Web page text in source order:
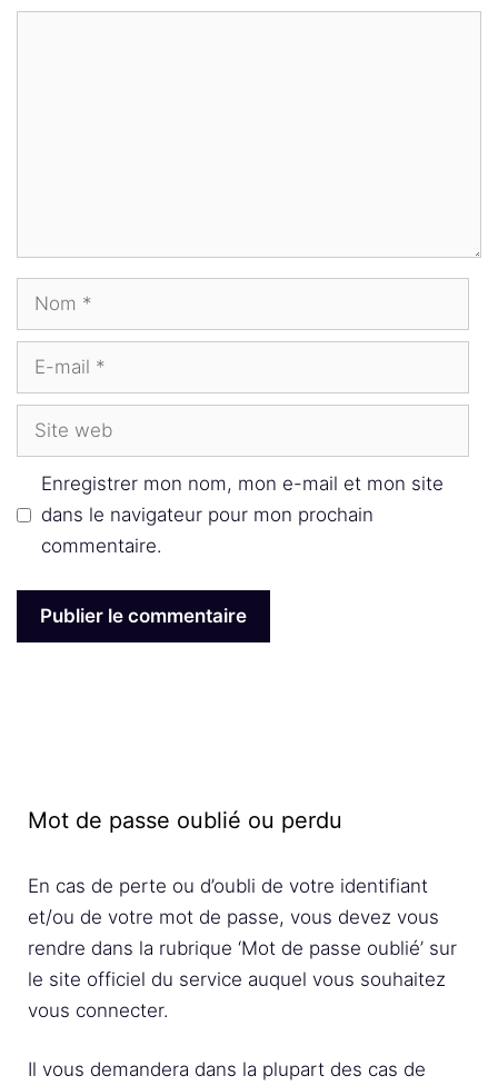
Nom
mail
Site
web
Enregistrer mon nom, mon e-mail et mon site
dans le navigateur pour mon prochain
commentaire.
Mot de passe oublié ou perdu
En cas de perte ou d’oubli de votre identifiant
et/ou de votre mot de passe, vous devez vous
rendre dans la rubrique ‘Mot de passe oublié’ sur
le site officiel du service auquel vous souhaitez
vous connecter.
Il vous demandera dans la plupart des cas de